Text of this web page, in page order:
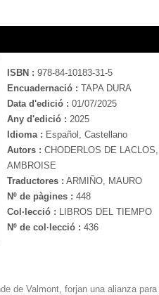
ISBN : 978-84-10183-31-5
Encuadernació : TAPA DURA
Data d'edició : 01/07/2025
Any d'edició : 2025
Idioma : Español, Castellano
Autors : CHODERLOS DE
AMBROISE
Traductores : ARMIÑO, MAURO
Nº de pàgines : 448
Col·lecció : LIBROS DEL TIEMPO
Nº de col·lecció : 436
de Valmont, forjan una alianza